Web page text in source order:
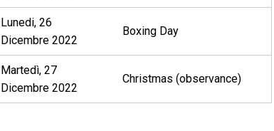
Lunedi, 26
Dicembre 2022
Boxing Day
Martedì, 27
Dicembre 2022
Christmas (observance)